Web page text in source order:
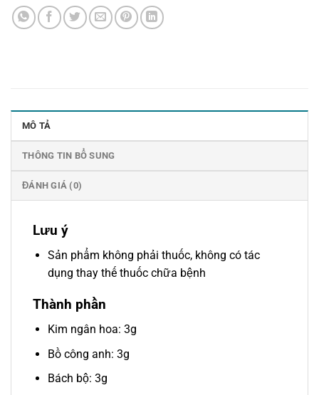
MÔ TẢ
THÔNG TIN BỔ SUNG
ĐÁNH GIÁ (0)
Lưu ý
Sản phẩm không phải thuốc, không có tác
dụng thay thế thuốc chữa bệnh
Thành phần
Kim ngân hoa: 3g
Bồ công anh: 3g
Bách bộ: 3g